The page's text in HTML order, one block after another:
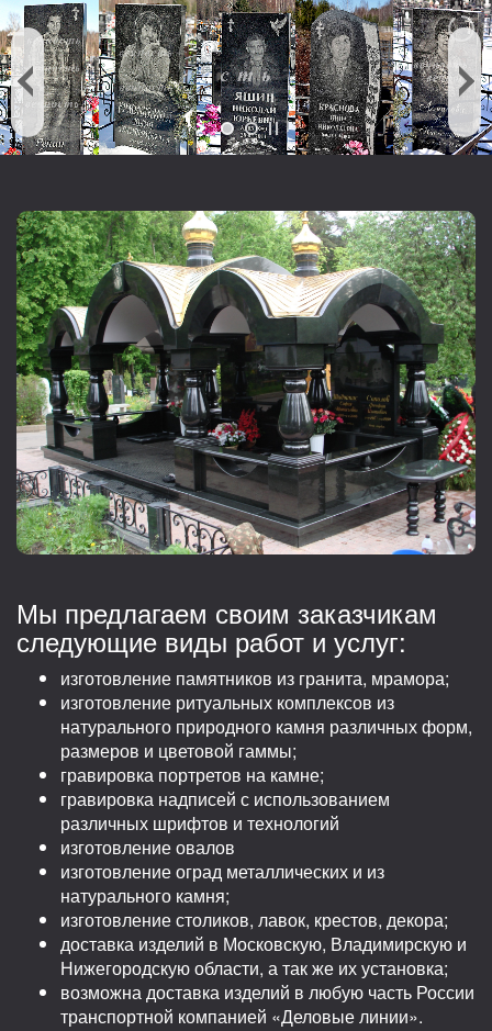
Мы предлагаем своим заказчикам
следующие виды работ и услуг:
изготовление памятников из гранита, мрамора;
изготовление ритуальных комплексов из
натурального природного камня различных форм,
размеров и цветовой гаммы;
гравировка портретов на камне;
гравировка надписей с использованием
различных шрифтов и технологий
изготовление овалов
изготовление оград металлических и из
натурального камня;
изготовление столиков, лавок, крестов, декора;
доставка изделий в Московскую, Владимирскую и
Нижегородскую области, а так же их установка;
возможна доставка изделий в любую часть России
транспортной компанией «Деловые линии».